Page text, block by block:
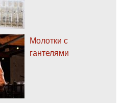
Молотки с
гантелями